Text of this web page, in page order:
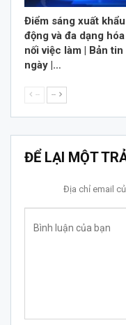
Điểm sáng xuất
động và đa dạng
nối việc làm | Bản tin
ngày |…
-- --
ĐỂ LẠI MỘT
Địa chỉ email